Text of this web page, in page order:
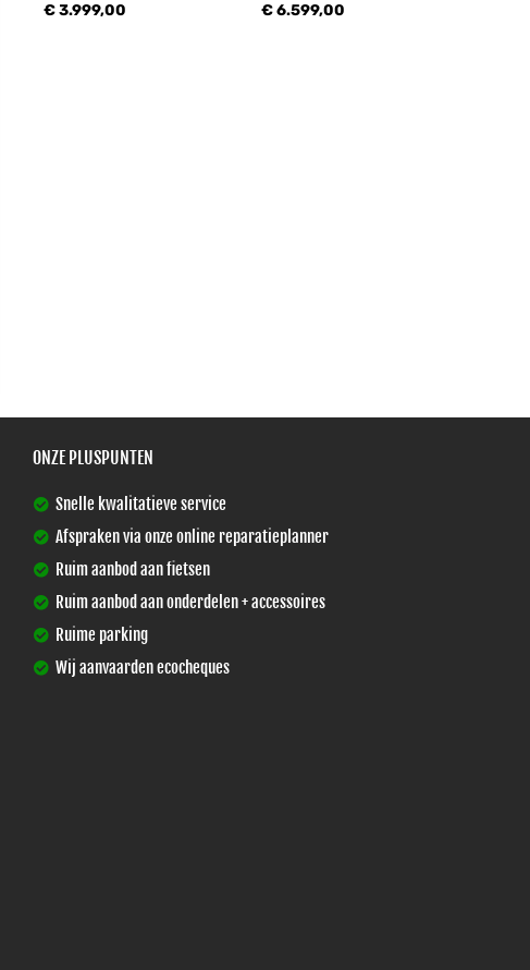
€ 3.999,00 € 6.599,00
ONZE PLUSPUNTEN
Snelle kwalitatieve service
Afspraken via onze online reparatieplanner
Ruim aanbod aan fietsen
Ruim aanbod aan onderdelen + accessoires
Ruime parking
Wij aanvaarden ecocheques